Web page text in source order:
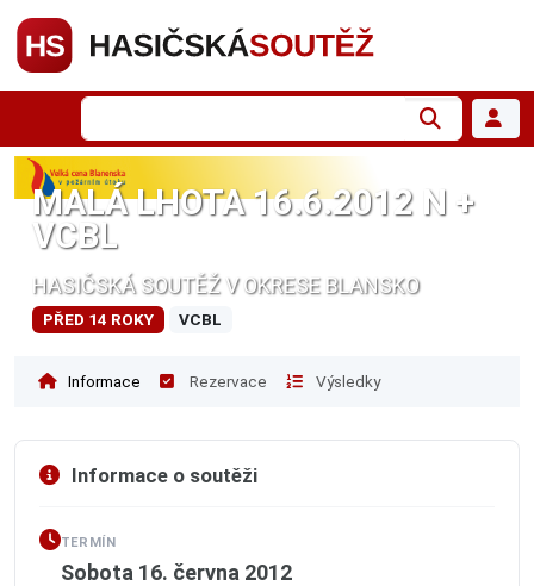
MALÁ LHOTA 16.6.2012 N +
VCBL
HASIČSKÁ SOUTĚŽ V OKRESE BLANSKO
PŘED 14 ROKY VCBL
Informace Rezervace Výsledky
Informace o soutěži
TERMÍN
Sobota 16. června 2012